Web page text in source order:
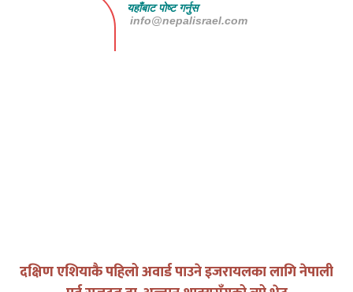
यहाँबाट पोष्ट गर्नुस
info@nepalisrael.com
युद्धको घडीमा मौनता पनि जिम्मेवारी हो